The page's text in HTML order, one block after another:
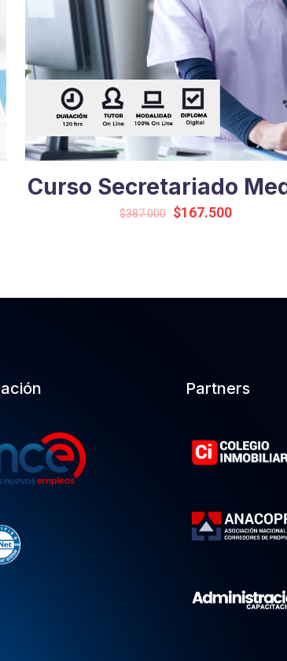
Curso Secretariado
$387.000 Original
$167.500Current
Partners